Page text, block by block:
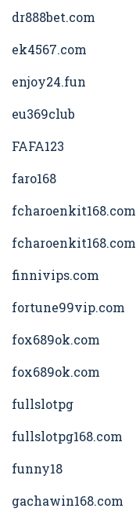
dr888bet.com
ek4567.com
enjoy24.fun
eu369club
FAFA123
faro168
fcharoenkit168.com
fcharoenkit168.com
finnivips.com
fortune99vip.com
fox689ok.com
fox689ok.com
fullslotpg
fullslotpg168.com
funny18
gachawin168.com